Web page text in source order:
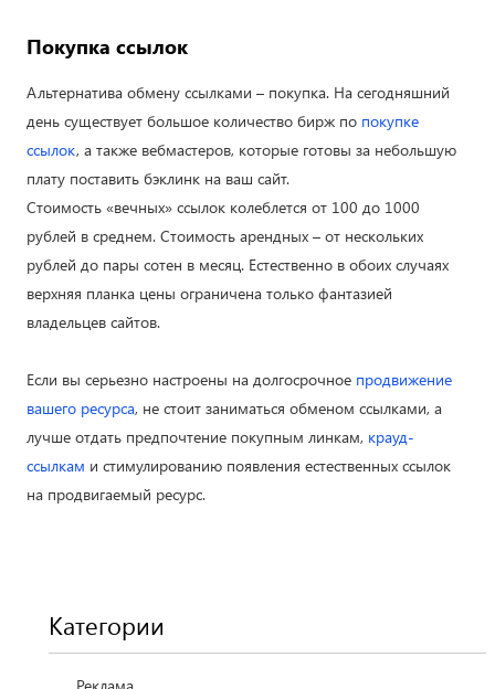
Покупка ссылок
Альтернатива обмену ссылками – покупка. На сегодняшний
день существует большое количество бирж по покупке
ссылок, а также вебмастеров, которые готовы за небольшую
плату поставить бэклинк на ваш сайт.
Стоимость «вечных» ссылок колеблется от 100 до 1000
рублей в среднем. Стоимость арендных – от нескольких
рублей до пары сотен в месяц. Естественно в обоих случаях
верхняя планка цены ограничена только фантазией
владельцев сайтов.
Если вы серьезно настроены на долгосрочное продвижение
вашего ресурса, не стоит заниматься обменом ссылками, а
лучше отдать предпочтение покупным линкам, крауд-
ссылкам и стимулированию появления естественных ссылок
на продвигаемый ресурс.
Категории